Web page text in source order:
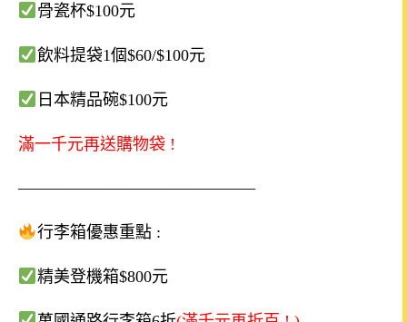
骨瓷杯$100元
飲料提袋1個$60/$100元
日本精品碗$100元
滿一千元再送購物袋 !
——————————————–
行李箱優惠重點:
精美登機箱$800元